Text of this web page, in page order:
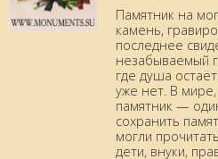
Памятник на
камень,
последнее
незабываемый
где душа
уже нет. В
памятник —
сохранить
могли
дети, внуки,